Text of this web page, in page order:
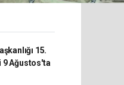
15.
9 Ağustos'ta